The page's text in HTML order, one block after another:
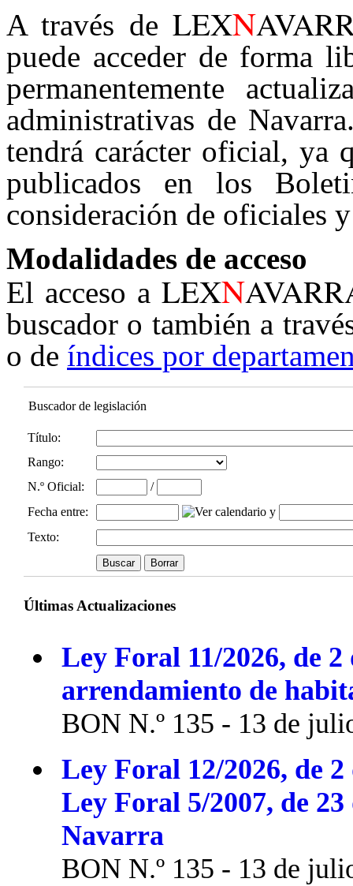
A través de LEXN
puede acceder de forma
permanentemente
administrativas de
tendrá carácter oficial, ya
publicados en los
consideración de oficiales
Modalidades de acceso
El acceso aLEXN
buscador o también a
o de índices por
Buscador de legislación
Título:
Rango:
N.º Oficial:
/
Fecha entre:
y
Texto:
Últimas Actualizaciones
Ley Foral 11/2026, de
arrendamiento de
BON N.º 135 - 13 de
Ley Foral 12/2026, de
Ley Foral 5/2007, de
Navarra
BON N.º 135 - 13 de